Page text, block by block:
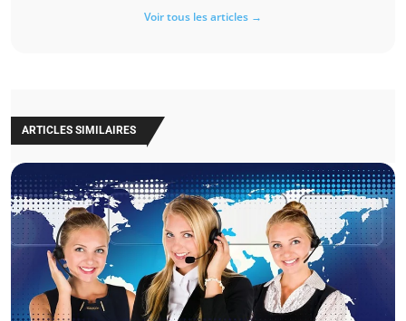
Voir tous les articles →
ARTICLES SIMILAIRES